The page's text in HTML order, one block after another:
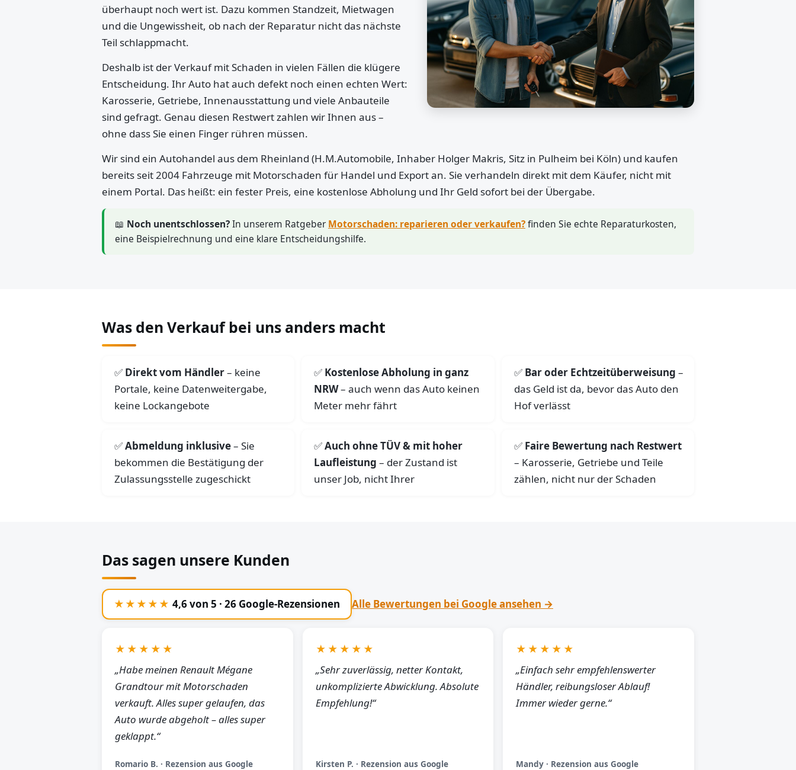
überhaupt noch wert ist. Dazu kommen Standzeit, Mietwagen
und die Ungewissheit, ob nach der Reparatur nicht das nächste
Teil schlappmacht.
Deshalb ist der Verkauf mit Schaden in vielen Fällen die klügere
Entscheidung. Ihr Auto hat auch defekt noch einen echten Wert:
Karosserie, Getriebe, Innenausstattung und viele Anbauteile
sind gefragt. Genau diesen Restwert zahlen wir Ihnen aus –
ohne dass Sie einen Finger rühren müssen.
Wir sind ein Autohandel aus dem Rheinland (H.M.Automobile, Inhaber Holger Makris, Sitz in Pulheim bei Köln) und kaufen
bereits seit 2004 Fahrzeuge mit Motorschaden für Handel und Export an. Sie verhandeln direkt mit dem Käufer, nicht mit
einem Portal. Das heißt: ein fester Preis, eine kostenlose Abholung und Ihr Geld sofort bei der Übergabe.
📖 Noch unentschlossen?In unserem Ratgeber Motorschaden: reparieren oder verkaufen?finden Sie echte Reparaturkosten,
eine Beispielrechnung und eine klare Entscheidungshilfe.
Was den Verkauf bei uns anders macht
Direkt vom Händler– keine
Portale, keine Datenweitergabe,
keine Lockangebote
Kostenlose Abholung in ganz
NRW– auch wenn das Auto keinen
Meter mehr fährt
Bar oder Echtzeitüberweisung –
das Geld ist da, bevor das Auto den
Hof verlässt
Abmeldung inklusive– Sie
bekommen die Bestätigung der
Zulassungsstelle zugeschickt
Auch ohne TÜV & mit hoher
Laufleistung – der Zustand ist
unser Job, nicht Ihrer
Faire Bewertung nach Restwert
– Karosserie, Getriebe und Teile
zählen, nicht nur der Schaden
Das sagen unsere Kunden
★★★★★ 4,6 von 5 · 26 Google-Rezensionen Alle Bewertungen bei Google ansehen →
★★★★★
„Habe meinen Renault Mégane
Grandtour mit Motorschaden
verkauft. Alles super gelaufen, das
Auto wurde abgeholt – alles super
geklappt.“
Romario B. · Rezension aus Google
★★★★★
„Sehr zuverlässig, netter Kontakt,
unkomplizierte Abwicklung. Absolute
Empfehlung!“
Kirsten P. · Rezension aus Google
★★★★★
„Einfach sehr empfehlenswerter
Händler, reibungsloser Ablauf!
Immer wieder gerne.“
Mandy · Rezension aus Google